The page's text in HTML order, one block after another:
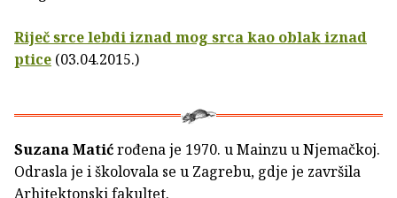
Riječ srce lebdi iznad mog srca kao oblak iznad
ptice (03.04.2015.)
Suzana Matićrođena je 1970. u Mainzu u Njemačkoj.
Odrasla je i školovala se u Zagrebu, gdje je završila
Arhitektonski fakultet.